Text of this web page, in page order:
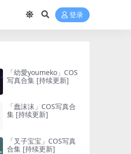
登录
「幼愛youmeko」COS
写真合集 [持续更新]
「蠢沫沫」COS写真合
集 [持续更新]
「叉子宝宝」COS写真
合集 [持续更新]